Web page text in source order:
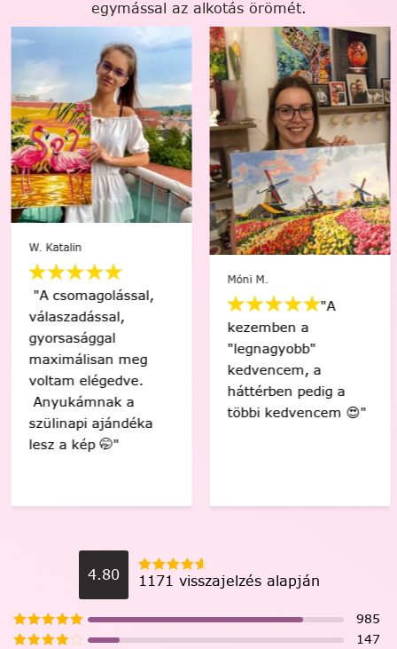
egymással az alkotás örömét.
W. Katalin
"A csomagolással,
válaszadással,
gyorsasággal
maximálisan meg
voltam elégedve.
Anyukámnak a
szülinapi ajándéka
lesz a kép 🤭"
Móni M.
"A
kezemben a
"legnagyobb"
kedvencem, a
háttérben pedig a
többi kedvencem 😍"
4.80 1171 visszajelzés alapján
985
147